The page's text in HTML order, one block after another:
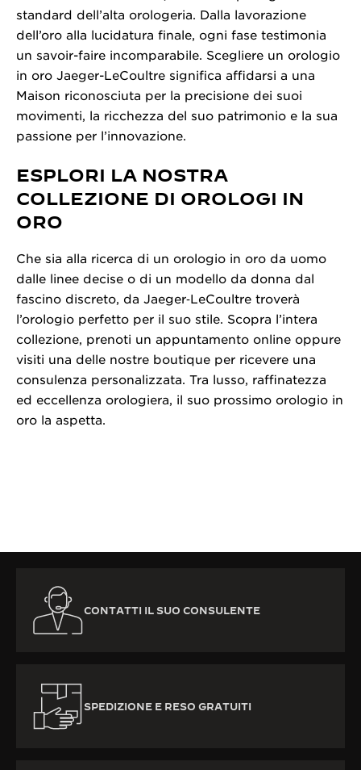
standard dell’alta orologeria. Dalla lavorazione
dell’oro alla lucidatura finale, ogni fase testimonia
un savoir-faire incomparabile. Scegliere un orologio
in oro Jaeger-LeCoultre significa affidarsi a una
Maison riconosciuta per la precisione dei suoi
movimenti, la ricchezza del suo patrimonio e la sua
passione per l’innovazione.
ESPLORI LA NOSTRA
COLLEZIONE DI OROLOGI IN
ORO
Che sia alla ricerca di un orologio in oro da uomo
dalle linee decise o di un modello da donna dal
fascino discreto, da Jaeger‑LeCoultre troverà
l’orologio perfetto per il suo stile. Scopra l’intera
collezione, prenoti un appuntamento online oppure
visiti una delle nostre boutique per ricevere una
consulenza personalizzata. Tra lusso, raffinatezza
ed eccellenza orologiera, il suo prossimo orologio in
oro la aspetta.
CONTATTI IL SUO CONSULENTE
SPEDIZIONE E RESO GRATUITI